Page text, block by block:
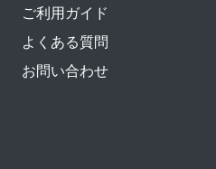
ご利用ガイド
よくある質問
お問い合わせ